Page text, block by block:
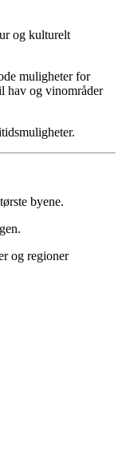
og kulturelt
muligheter for
hav og vinområder
byene.
og regioner